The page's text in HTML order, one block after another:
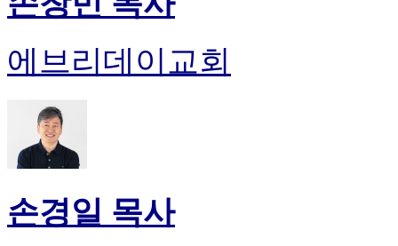
에브리데이교회
손경일 목사